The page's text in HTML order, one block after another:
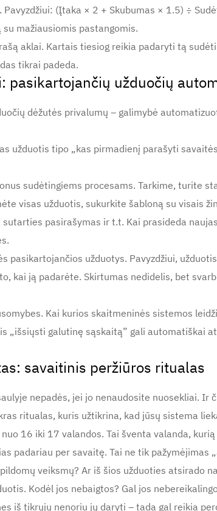
(Įtaka × 2 + Skubumas × 1.5) ÷
mažiausiomis pastangomis.
aklai. Kartais tiesiog reikia padaryti tą
tikrai padeda.
pasikartojančių užduočių
dėžutės privalumų – galimybė
užduotis tipo „kas pirmadienį parašyti
sudėtingiems procesams. Tarkime, turite
visas užduotis, sukurkite šabloną su visais
pasirašymas ir t.t. Kai prasideda
pasikartojančios užduotys. Pavyzdžiui,
kai ją padarėte. Skirtumas nedidelis, bet
Kai kurios skaitmeninės sistemos
„išsiųsti galutinę sąskaitą” gali automatiškai
savaitinis peržiūros ritualas
nepadės, jei jo nenaudosite nuosekliai.
ritualas, kuris užtikrina, kad jūsų sistema
16 iki 17 valandos. Tai šventa valanda,
padariau per savaitę. Tai ne tik
veiksmų? Ar iš šios užduoties atsirado
Kodėl jos nebaigtos? Gal jos
iš tikrųjų nenoriu jų daryti – tada gal reikia